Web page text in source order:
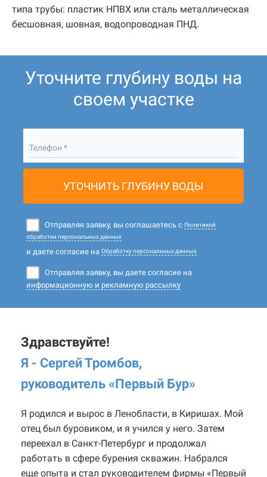
типа трубы: пластик НПВХ или сталь металлическая
бесшовная, шовная, водопроводная ПНД.
Уточните глубину воды на
своем участке
Телефон *
УТОЧНИТЬ ГЛУБИНУ ВОДЫ
Отправляя заявку, вы соглашаетесь с Политикой
обработки персональных данных
и даете согласие на Обработку персональных данных
Отправляя заявку, вы даете согласие на
информационную и рекламную рассылку
Здравствуйте!
Я - Сергей Тромбов,
руководитель «Первый Бур»
Я родился и вырос в Ленобласти, в Киришах. Мой
отец был буровиком, и я учился у него. Затем
переехал в Санкт-Петербург и продолжал
работать в сфере бурения скважин. Набрался
еще опыта и стал руководителем фирмы «Первый